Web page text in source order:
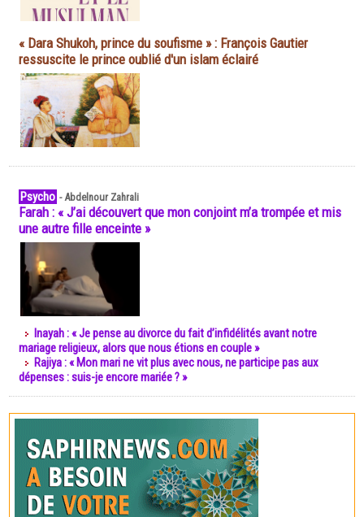
« Dara Shukoh, prince du soufisme » : François Gautier
ressuscite le prince oublié d'un islam éclairé
Psycho -Abdelnour Zahrali
Farah : « J’ai découvert que mon conjoint m’a trompée et mis
une autre fille enceinte »
Inayah : « Je pense au divorce du fait d’infidélités avant notre
mariage religieux, alors que nous étions en couple »
Rajiya : « Mon mari ne vit plus avec nous, ne participe pas aux
dépenses : suis-je encore mariée ? »